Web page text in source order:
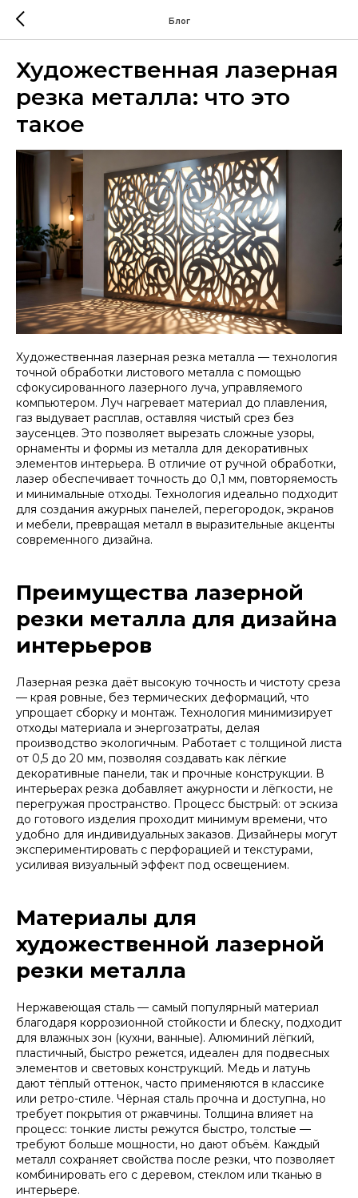
Блог
Художественная лазерная
резка металла: что это
такое
Художественная лазерная резка металла — технология
точной обработки листового металла с помощью
сфокусированного лазерного луча, управляемого
компьютером. Луч нагревает материал до плавления,
газ выдувает расплав, оставляя чистый срез без
заусенцев. Это позволяет вырезать сложные узоры,
орнаменты и формы из металла для декоративных
элементов интерьера. В отличие от ручной обработки,
лазер обеспечивает точность до 0,1 мм, повторяемость
и минимальные отходы. Технология идеально подходит
для создания ажурных панелей, перегородок, экранов
и мебели, превращая металл в выразительные акценты
современного дизайна.
Преимущества лазерной
резки металла для дизайна
интерьеров
Лазерная резка даёт высокую точность и чистоту среза
— края ровные, без термических деформаций, что
упрощает сборку и монтаж. Технология минимизирует
отходы материала и энергозатраты, делая
производство экологичным. Работает с толщиной листа
от 0,5 до 20 мм, позволяя создавать как лёгкие
декоративные панели, так и прочные конструкции. В
интерьерах резка добавляет ажурности и лёгкости, не
перегружая пространство. Процесс быстрый: от эскиза
до готового изделия проходит минимум времени, что
удобно для индивидуальных заказов. Дизайнеры могут
экспериментировать с перфорацией и текстурами,
усиливая визуальный эффект под освещением.
Материалы для
художественной лазерной
резки металла
Нержавеющая сталь — самый популярный материал
благодаря коррозионной стойкости и блеску, подходит
для влажных зон (кухни, ванные). Алюминий лёгкий,
пластичный, быстро режется, идеален для подвесных
элементов и световых конструкций. Медь и латунь
дают тёплый оттенок, часто применяются в классике
или ретро-стиле. Чёрная сталь прочна и доступна, но
требует покрытия от ржавчины. Толщина влияет на
процесс: тонкие листы режутся быстро, толстые —
требуют больше мощности, но дают объём. Каждый
металл сохраняет свойства после резки, что позволяет
комбинировать его с деревом, стеклом или тканью в
интерьере.